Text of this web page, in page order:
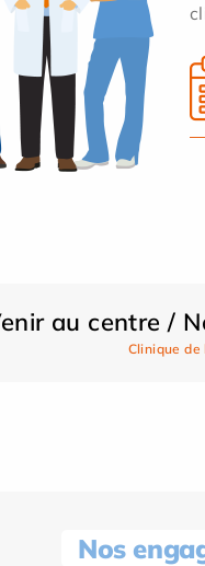
au centre /
Clinique de
Nos